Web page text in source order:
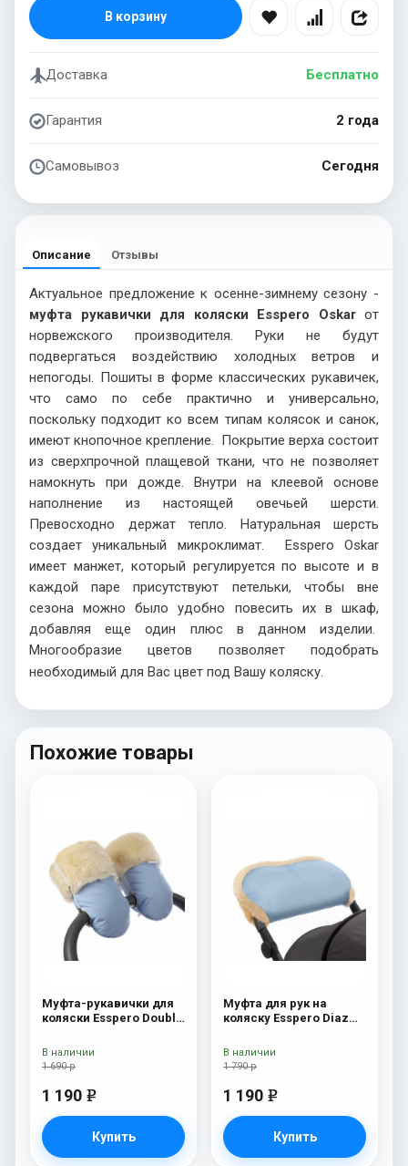
В корзину
Доставка Бесплатно
Гарантия 2 года
Самовывоз Сегодня
Описание Отзывы
Актуальное предложение к осенне-зимнему сезону -
муфта рукавички для коляски Esspero Oskar от
норвежского производителя. Руки не будут
подвергаться воздействию холодных ветров и
непогоды. Пошиты в форме классических рукавичек,
что само по себе практично и универсально,
поскольку подходит ко всем типам колясок и санок,
имеют кнопочное крепление. Покрытие верха состоит
из сверхпрочной плащевой ткани, что не позволяет
намокнуть при дожде. Внутри на клеевой основе
наполнение из настоящей овечьей шерсти.
Превосходно держат тепло. Натуральная шерсть
создает уникальный микроклимат. Esspero Oskar
имеет манжет, который регулируется по высоте и в
каждой паре присутствуют петельки, чтобы вне
сезона можно было удобно повесить их в шкаф,
добавляя еще один плюс в данном изделии.
Многообразие цветов позволяет подобрать
необходимый для Вас цвет под Вашу коляску.
Похожие товары
Муфта-рукавички для
коляски Esspero Double
Blue Mountain
1 690 р
1 190 e
Купить
В наличии
Муфта для рук на
коляску Esspero Diaz
Blue Mountain
1 790 р
1 190 e
Купить
В наличии